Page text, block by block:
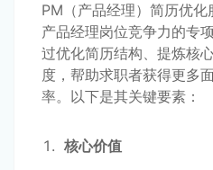
PM（产品经理）简历优
产品经理岗位竞争力的专
过优化简历结构、提炼核
度，帮助求职者获得更多
率。以下是其关键要素：
核心价值